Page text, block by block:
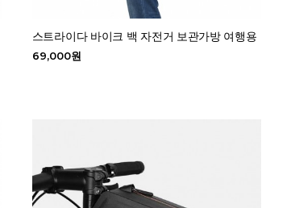
스트라이다 바이크 백 자전거 보관가방 여행용
69,000원